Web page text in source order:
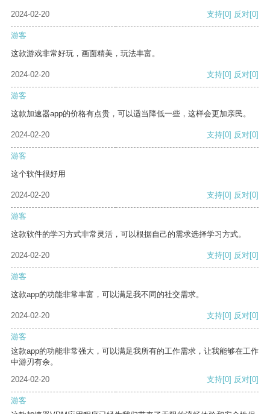
2024-02-20 支持[0] 反对[0]
游客
这款游戏非常好玩，画面精美，玩法丰富。
2024-02-20 支持[0] 反对[0]
游客
这款加速器app的价格有点贵，可以适当降低一些，这样会更加亲民。
2024-02-20 支持[0] 反对[0]
游客
这个软件很好用
2024-02-20 支持[0] 反对[0]
游客
这款软件的学习方式非常灵活，可以根据自己的需求选择学习方式。
2024-02-20 支持[0] 反对[0]
游客
这款app的功能非常丰富，可以满足我不同的社交需求。
2024-02-20 支持[0] 反对[0]
游客
这款app的功能非常强大，可以满足我所有的工作需求，让我能够在工作
中游刃有余。
2024-02-20
支持[0] 反对[0]
游客